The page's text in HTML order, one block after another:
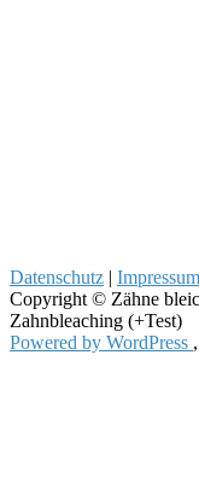
Datenschutz | Impressum
Copyright © Zähne
Zahnbleaching (+Test)
Powered by WordPress